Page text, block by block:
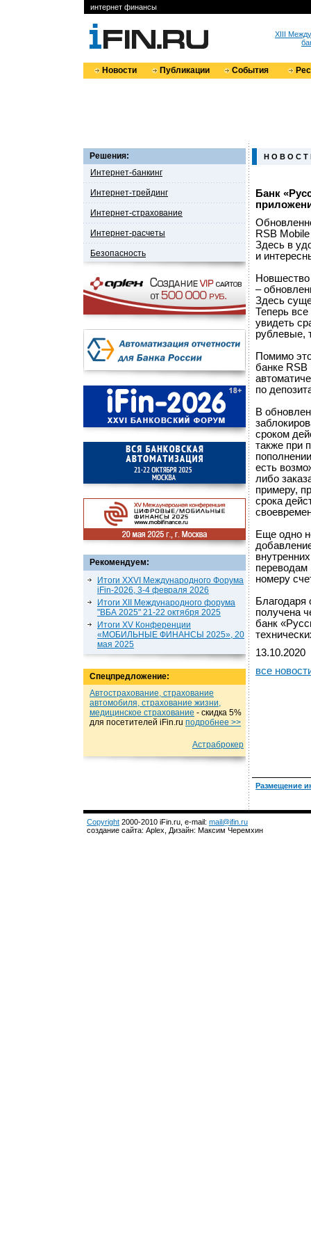
интернет финансы
XIII
Новости Публикации События
Решения:
Интернет-банкинг
Интернет-трейдинг
Интернет-страхование
Интернет-расчеты
Безопасность
Рекомендуем:
Итоги XXVI Международного Форума
iFin-2026, 3-4 февраля 2026
Итоги XII Международного форума
"ВБА 2025" 21-22 октября 2025
Итоги XV Конференции
«МОБИЛЬНЫЕ ФИНАНСЫ 2025», 20
мая 2025
Спецпредложение:
Автострахование, страхование
автомобиля, страхование жизни,
медицинское страхование - cкидка 5%
для посетителей iFin.ru подробнеe >>
Астраброкер
Н О В О С Т
Банк
RSB
Здесь в
и
Новшество
–
Здесь
Теперь
увидеть
рублевые,
Помимо
банке
по
В
сроком
также при
есть
либо
примеру,
срока
Еще одно
переводам
номеру
Благодаря
получена
банк
13.10.2020
все
Размещение
Copyright 2000-2010 iFin.ru, e-mail: mail@ifin.ru
создание сайта: Aplex, Дизайн: Максим Черемхин